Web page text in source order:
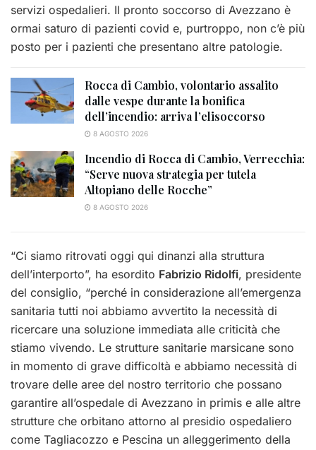
servizi ospedalieri. Il pronto soccorso di Avezzano è
ormai saturo di pazienti covid e, purtroppo, non c’è più
posto per i pazienti che presentano altre patologie.
Rocca di Cambio, volontario assalito
dalle vespe durante la bonifica
dell’incendio: arriva l’elisoccorso
8 AGOSTO 2026
Incendio di Rocca di Cambio, Verrecchia:
“Serve nuova strategia per tutela
Altopiano delle Rocche”
8 AGOSTO 2026
“Ci siamo ritrovati oggi qui dinanzi alla struttura
dell’interporto”, ha esordito Fabrizio Ridolfi, presidente
del consiglio, “perché in considerazione all’emergenza
sanitaria tutti noi abbiamo avvertito la necessità di
ricercare una soluzione immediata alle criticità che
stiamo vivendo. Le strutture sanitarie marsicane sono
in momento di grave difficoltà e abbiamo necessità di
trovare delle aree del nostro territorio che possano
garantire all’ospedale di Avezzano in primis e alle altre
strutture che orbitano attorno al presidio ospedaliero
come Tagliacozzo e Pescina un alleggerimento della